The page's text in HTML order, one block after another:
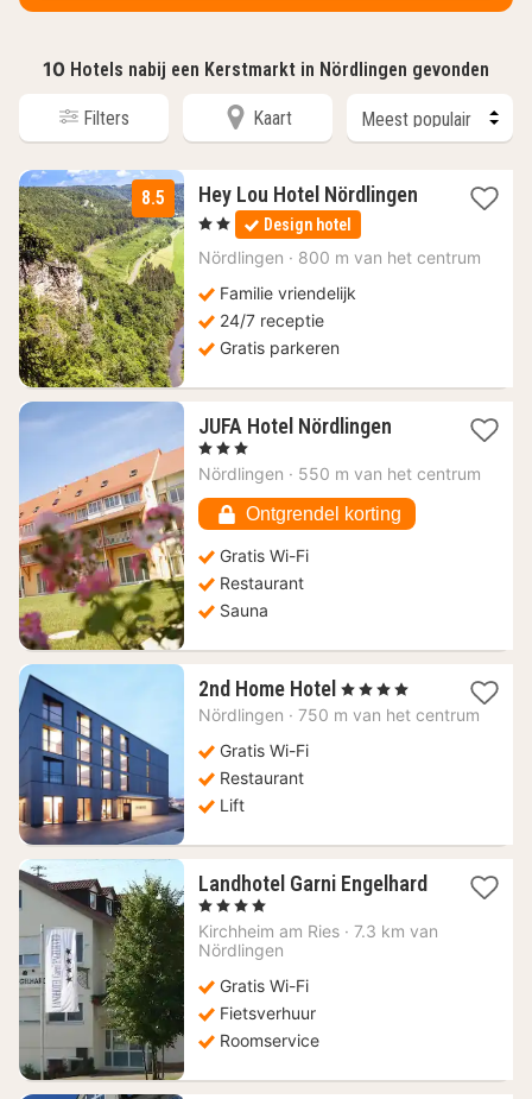
10 Hotels nabij een Kerstmarkt in Nördlingen gevonden
Filters Kaart
8.5 Hey Lou Hotel Nördlingen2
nachten
64
, 2 Sterren Design hotel
Nördlingen · 800 m van het centrum
Familie vriendelijk
24/7 receptie
Gratis parkeren
JUFA Hotel Nördlingen1
vanaf
€
, 3 Sterren
Nördlingen · 550 m van het centrum
Ontgrendel korting
Gratis Wi-Fi
Restaurant
Sauna
2nd Home Hotel 1
nacht
, 4 Sterren
Nördlingen · 750 m van het centrum
Gratis Wi-Fi
Restaurant
Lift
Landhotel Garni Engelhard
1
nacht
vanaf
€
, 4 Sterren
Kirchheim am Ries · 7.3 km van
Nördlingen
Gratis Wi-Fi
Fietsverhuur
Roomservice